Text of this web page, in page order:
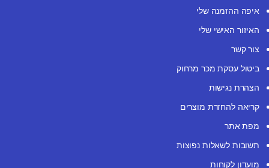
איפה ההזמנה שלי
האיזור האישי שלי
צור קשר
ביטול עסקת מכר מרחוק
הצהרת נגישות
קריאה להחזרת מוצרים
מפת אתר
תשובות לשאלות נפוצות
מועדון לקוחות